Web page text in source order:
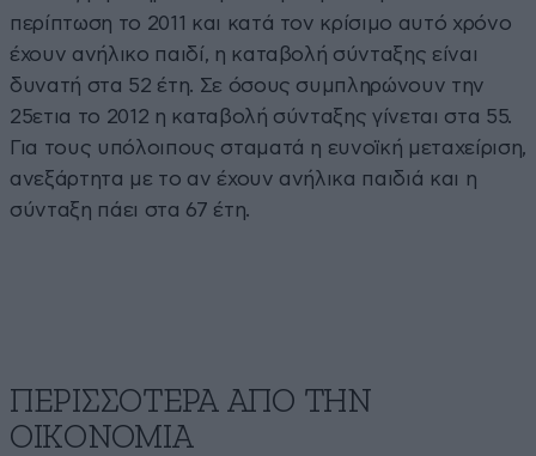
περίπτωση το 2011 και κατά τον κρίσιμο αυτό χρόνο
έχουν ανήλικο παιδί, η καταβολή σύνταξης είναι
δυνατή στα 52 έτη. Σε όσους συμπληρώνουν την
25ετια το 2012 η καταβολή σύνταξης γίνεται στα 55.
Για τους υπόλοιπους σταματά η ευνοϊκή μεταχείριση,
ανεξάρτητα με το αν έχουν ανήλικα παιδιά και η
σύνταξη πάει στα 67 έτη.
ΠΕΡΙΣΣΟΤΕΡΑ ΑΠΟ ΤΗΝ
ΟΙΚΟΝΟΜΙΑ